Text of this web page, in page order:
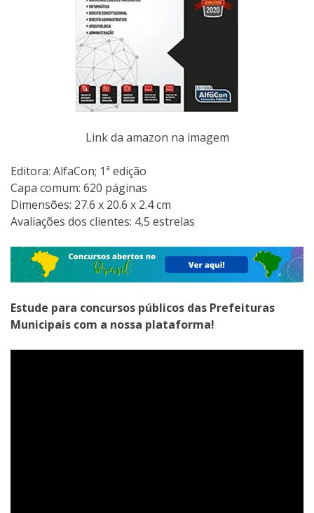
Link da amazon na imagem
Editora:‎ AlfaCon; 1ª edição
Capa comum:‎ 620 páginas
Dimensões:‎ 27.6 x 20.6 x 2.4 cm
Avaliações dos clientes: 4,5 estrelas
Estude para concursos públicos das Prefeituras
Municipais com a nossa plataforma!